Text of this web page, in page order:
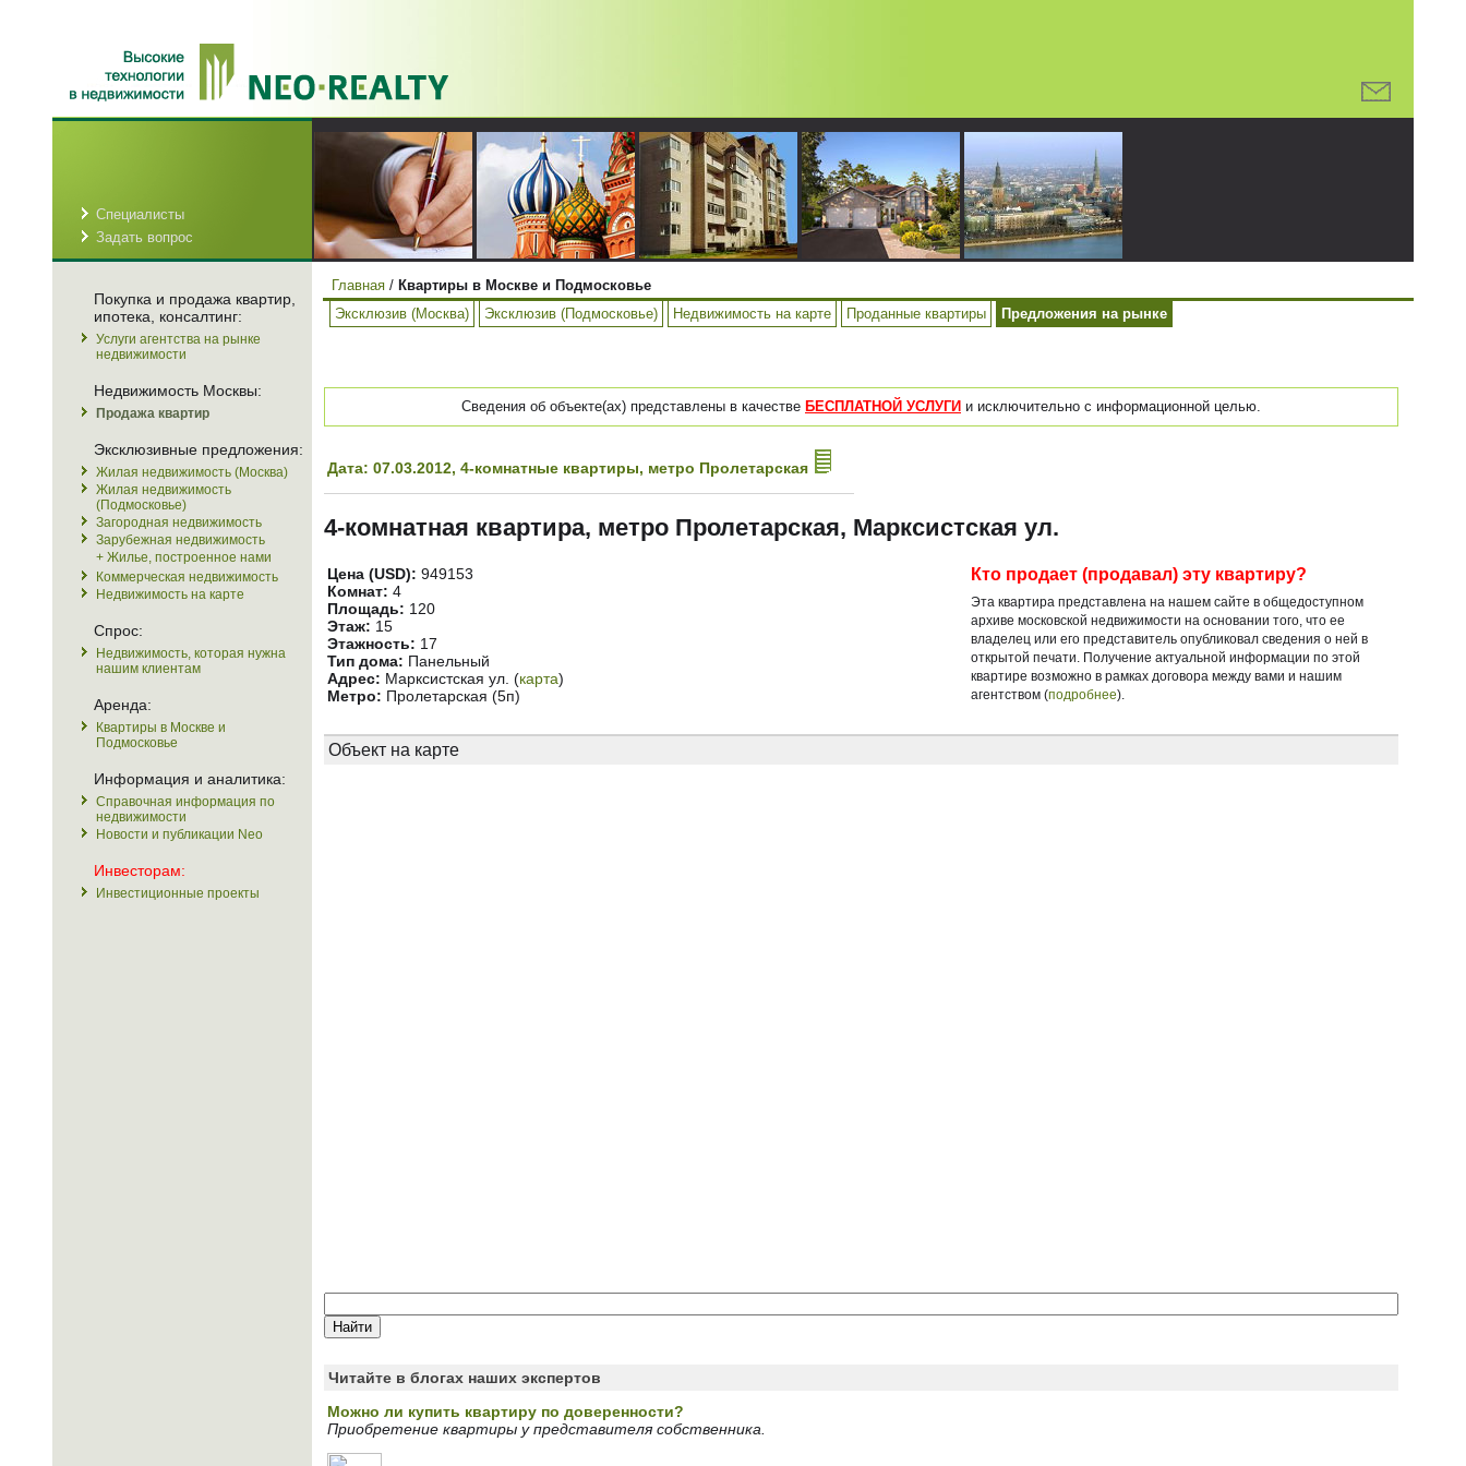
Специалисты
Задать вопрос
Покупка и продажа квартир,
ипотека, консалтинг:
Услуги агентства на рынке
недвижимости
Недвижимость Москвы:
Продажа квартир
Эксклюзивные предложения:
Жилая недвижимость (Москва)
Жилая недвижимость
(Подмосковье)
Загородная недвижимость
Зарубежная недвижимость
+ Жилье, построенное нами
Коммерческая недвижимость
Недвижимость на карте
Спрос:
Недвижимость, которая нужна
нашим клиентам
Аренда:
Квартиры в Москве и
Подмосковье
Информация и аналитика:
Справочная информация по
недвижимости
Новости и публикации Neo
Инвесторам:
Инвестиционные проекты
Главная / Квартиры в Москве и Подмосковье
Эксклюзив (Москва)
Эксклюзив (Подмосковье) Недвижимость на карте Проданные квартиры Предложения на рынке
Сведения об объекте(ах) представлены в качестве БЕСПЛАТНОЙ УСЛУГИ и исключительно с информационной целью.
Дата: 07.03.2012, 4-комнатные квартиры, метро Пролетарская
4-комнатная квартира, метро Пролетарская, Марксистская ул.
Цена (USD): 949153
Комнат: 4
Площадь: 120
Этаж: 15
Этажность: 17
Тип дома: Панельный
Адрес: Марксистская ул. (карта)
Метро: Пролетарская (5п)
Кто продает (продавал) эту квартиру?
Эта квартира представлена на нашем сайте в общедоступном
архиве московской недвижимости на основании того, что ее
владелец или его представитель опубликовал сведения о ней в
открытой печати. Получение актуальной информации по этой
квартире возможно в рамках договора между вами и нашим
агентством (подробнее).
Объект на карте
Читайте в блогах наших экспертов
Можно ли купить квартиру по доверенности?
Приобретение квартиры у представителя собственника.